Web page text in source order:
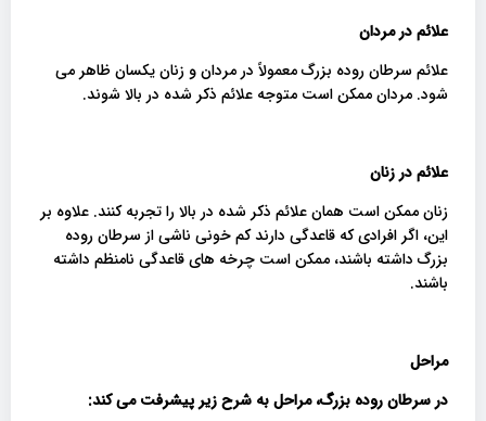
علائم در مردان
علائم سرطان روده بزرگ معمولاً در مردان و زنان یکسان ظاهر می
شود. مردان ممکن است متوجه علائم ذکر شده در بالا شوند.
علائم در زنان
زنان ممکن است همان علائم ذکر شده در بالا را تجربه کنند. علاوه بر
این، اگر افرادی که قاعدگی دارند کم خونی ناشی از سرطان روده
بزرگ داشته باشند، ممکن است چرخه های قاعدگی نامنظم داشته
باشند.
مراحل
در سرطان روده بزرگ، مراحل به شرح زیر پیشرفت می کند: